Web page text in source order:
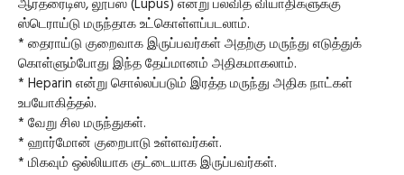
ஆர்த்ரைடிஸ், லூபஸ் (Lupus) என்று பலவித வியாதிகளுக்கு
ஸ்டெராய்டு மருந்தாக உட்கொள்ளப்படலாம்.
* தைராய்டு குறைவாக இருப்பவர்கள் அதற்கு மருந்து எடுத்துக்
கொள்ளும்போது இந்த தேய்மானம் அதிகமாகலாம்.
* Heparin என்று சொல்லப்படும் இரத்த மருந்து அதிக நாட்கள்
உபயோகித்தல்.
* வேறு சில மருந்துகள்.
* ஹார்மோன் குறைபாடு உள்ளவர்கள்.
* மிகவும் ஒல்லியாக குட்டையாக இருப்பவர்கள்.